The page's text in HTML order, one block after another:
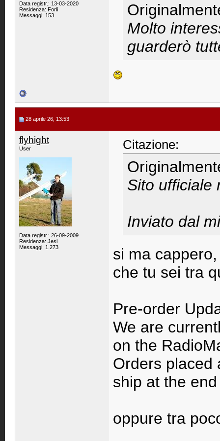
Data registr.: 13-03-2020
Residenza: Forlì
Messaggi: 153
Molto
guarderò
28 aprile 26, 13:53
flyhight
User
Data registr.: 26-09-2009
Residenza: Jesi
Messaggi: 1.273
Citazione:
Sito ufficiale
Inviato dal
si ma
che tu sei tra
Pre-order
We are
on the
Orders placed
ship at the
oppure tra